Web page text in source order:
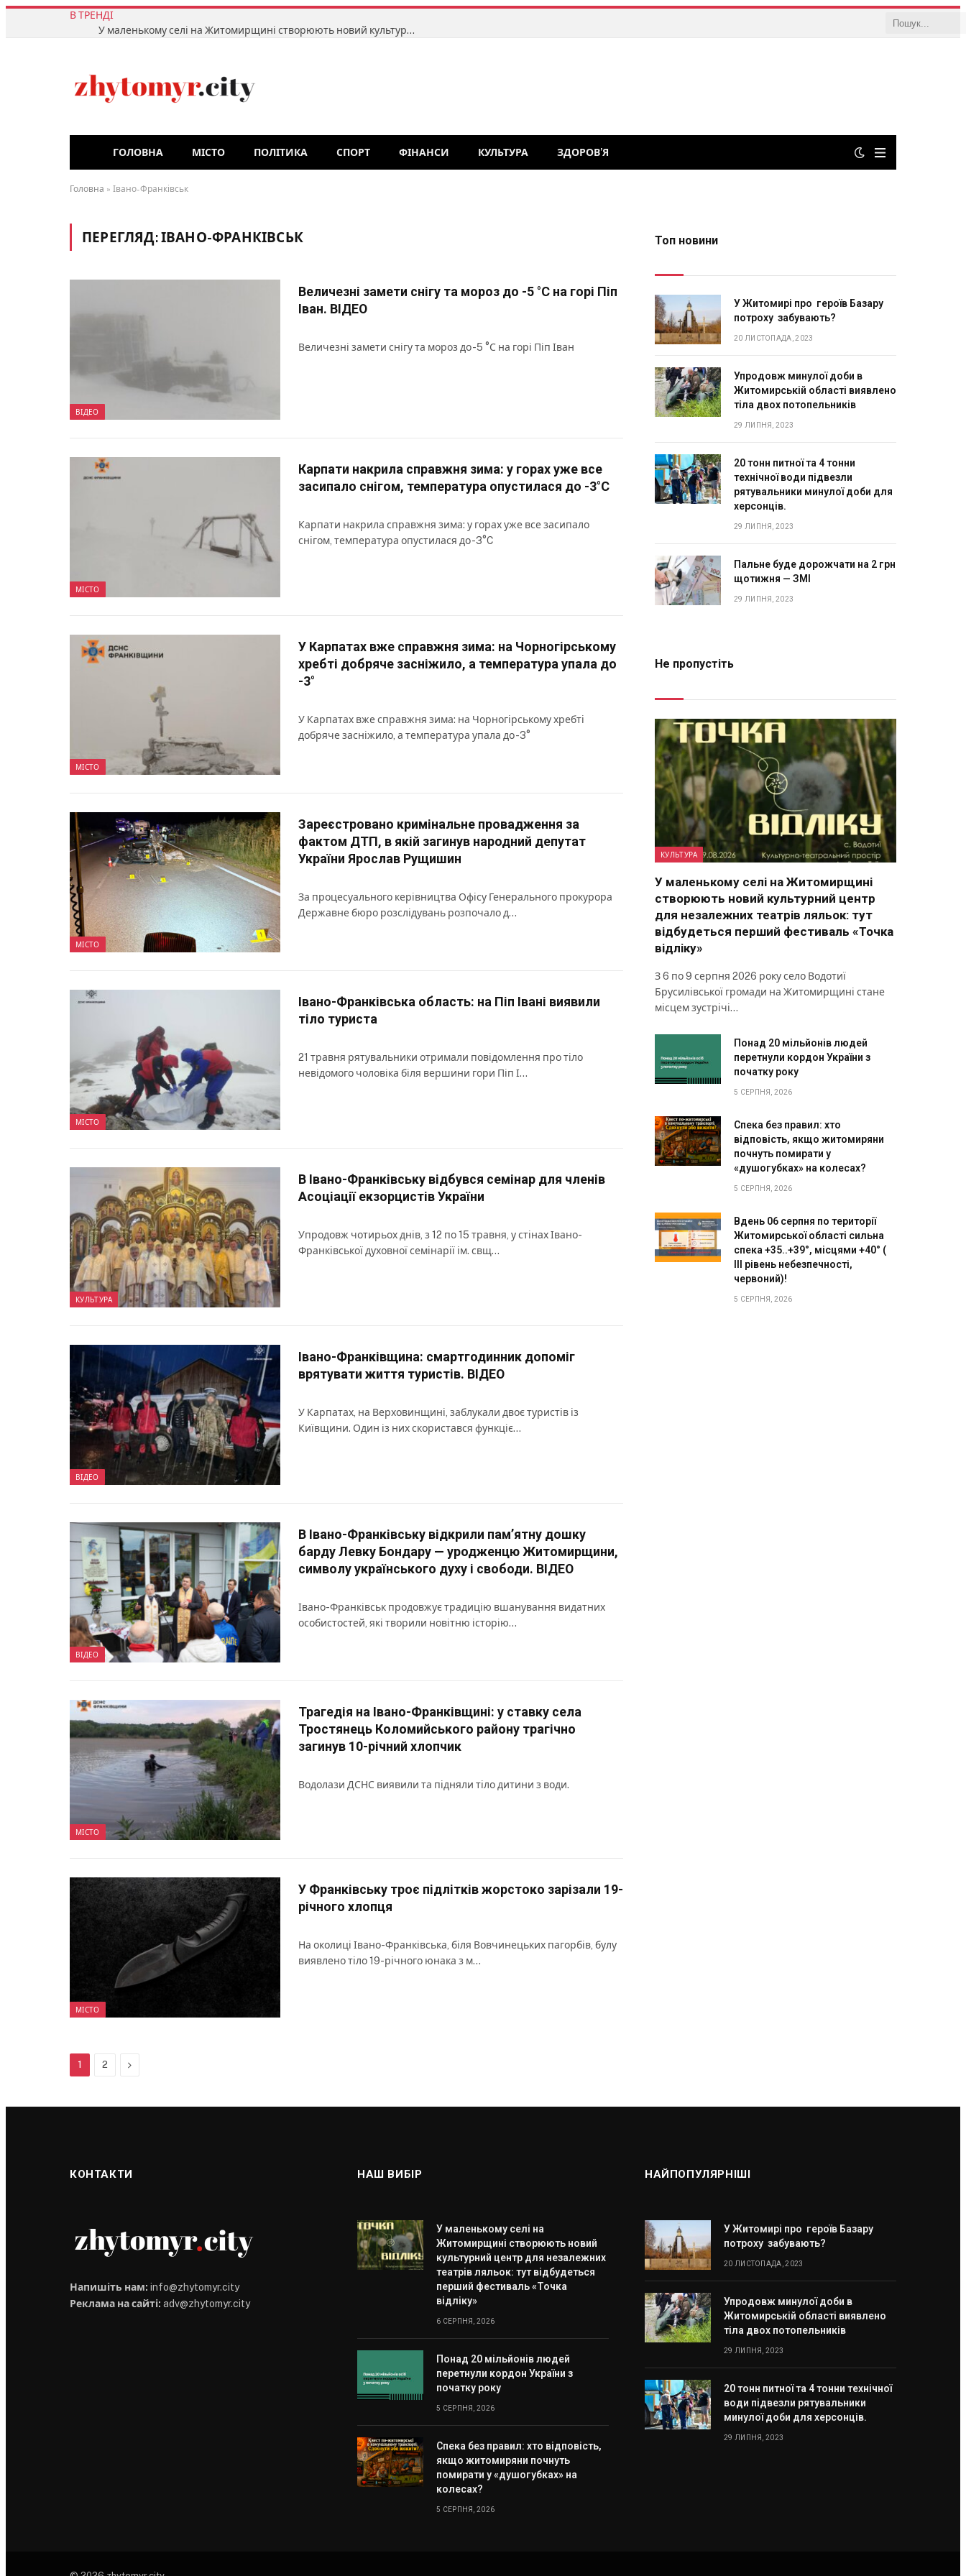
В ТРЕНДІ
У маленькому селі на Житомирщині створюють новий культурний центр для незалежних театрів ляльок: тут відбудеться перший фестиваль «Точка відліку»
ГОЛОВНА МІСТО ПОЛІТИКА СПОРТ ФІНАНСИ КУЛЬТУРА ЗДОРОВ’Я
Головна » Івано-Франківськ
ПЕРЕГЛЯД:ІВАНО-ФРАНКІВСЬК
ВІДЕО
Величезні замети снігу та мороз до -5 °С на горі Піп
Іван. ВІДЕО
Величезні замети снігу та мороз до -5 °С на горі Піп Іван
МІСТО
Карпати накрила справжня зима: у горах уже все
засипало снігом, температура опустилася до -3°C
Карпати накрила справжня зима: у горах уже все засипало
снігом, температура опустилася до -3°C
МІСТО
У Карпатах вже справжня зима: на Чорногірському
хребті добряче засніжило, а температура упала до
-3°
У Карпатах вже справжня зима: на Чорногірському хребті
добряче засніжило, а температура упала до -3°
МІСТО
Зареєстровано кримінальне провадження за
фактом ДТП, в якій загинув народний депутат
України Ярослав Рущишин
За процесуального керівництва Офісу Генерального прокурора
Державне бюро розслідувань розпочало д…
МІСТО
Івано-Франківська область: на Піп Івані виявили
тіло туриста
21 травня рятувальники отримали повідомлення про тіло
невідомого чоловіка біля вершини гори Піп І…
КУЛЬТУРА
В Івано-Франківську відбувся семінар для членів
Асоціації екзорцистів України
Упродовж чотирьох днів, з 12 по 15 травня, у стінах Івано-
Франківської духовної семінарії ім. свщ…
ВІДЕО
Івано-Франківщина: смартгодинник допоміг
врятувати життя туристів. ВІДЕО
У Карпатах, на Верховинщині, заблукали двоє туристів із
Київщини. Один із них скористався функціє…
ВІДЕО
В Івано-Франківську відкрили пам’ятну дошку
барду Левку Бондару — уродженцю Житомирщини,
символу українського духу і свободи. ВІДЕО
Івано-Франківськ продовжує традицію вшанування видатних
особистостей, які творили новітню історію…
МІСТО
Трагедія на Івано-Франківщині: у ставку села
Тростянець Коломийського району трагічно
загинув 10-річний хлопчик
Водолази ДСНС виявили та підняли тіло дитини з води.
МІСТО
У Франківську троє підлітків жорстоко зарізали 19-
річного хлопця
На околиці Івано-Франківська, біля Вовчинецьких пагорбів, булу
виявлено тіло 19-річного юнака з м…
1 2 Next
Топ новини
У Житомирі про героїв Базару
потроху забувають?
20 ЛИСТОПАДА, 2023
Упродовж минулої доби в
Житомирській області виявлено
тіла двох потопельників
29 ЛИПНЯ, 2023
20 тонн питної та 4 тонни
технічної води підвезли
рятувальники минулої доби для
херсонців.
29 ЛИПНЯ, 2023
Пальне буде дорожчати на 2 грн
щотижня — ЗМІ
29 ЛИПНЯ, 2023
Не пропустіть
КУЛЬТУРА
У маленькому селі на Житомирщині
створюють новий культурний центр
для незалежних театрів ляльок: тут
відбудеться перший фестиваль «Точка
відліку»
З 6 по 9 серпня 2026 року село Водотиї
Брусилівської громади на Житомирщині стане
місцем зустрічі…
Понад 20 мільйонів людей
перетнули кордон України з
початку року
5 СЕРПНЯ, 2026
Спека без правил: хто
відповість, якщо житомиряни
почнуть помирати у
«душогубках» на колесах?
5 СЕРПНЯ, 2026
Вдень 06 серпня по території
Житомирської області сильна
спека +35..+39°, місцями +40° (
III рівень небезпечності,
червоний)!
5 СЕРПНЯ, 2026
КОНТАКТИ
Напишіть нам: info@zhytomyr.city
Реклама на сайті: adv@zhytomyr.city
НАШ ВИБІР
У маленькому селі на
Житомирщині створюють новий
культурний центр для незалежних
театрів ляльок: тут відбудеться
перший фестиваль «Точка
відліку»
6 СЕРПНЯ, 2026
Понад 20 мільйонів людей
перетнули кордон України з
початку року
5 СЕРПНЯ, 2026
Спека без правил: хто відповість,
якщо житомиряни почнуть
помирати у «душогубках» на
колесах?
5 СЕРПНЯ, 2026
НАЙПОПУЛЯРНІШІ
У Житомирі про героїв Базару
потроху забувають?
20 ЛИСТОПАДА, 2023
Упродовж минулої доби в
Житомирській області виявлено
тіла двох потопельників
29 ЛИПНЯ, 2023
20 тонн питної та 4 тонни технічної
води підвезли рятувальники
минулої доби для херсонців.
29 ЛИПНЯ, 2023